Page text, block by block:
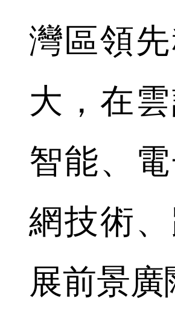
灣區領
大，在
智能、
網技術
展前景廣